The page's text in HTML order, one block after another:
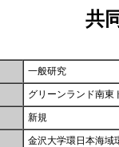
共
一般研究
グリーンランド南東
新規
金沢大学環日本海域